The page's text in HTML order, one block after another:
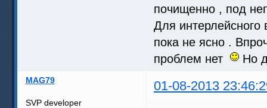
почищенно , под
Для интерлейсного
пока не ясно .
проблем нет
Но
MAG79 01-08-2013
SVP developer